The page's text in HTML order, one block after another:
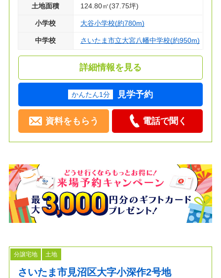
土地面積 124.80㎡(37.75坪)
小学校 大谷小学校(約780m)
中学校 さいたま市立大宮八幡中学校(約950m)
詳細情報を見る
かんたん1分 見学予約
資料をもらう 電話で聞く
分譲宅地 土地
さいたま市見沼区大字小深作2号地